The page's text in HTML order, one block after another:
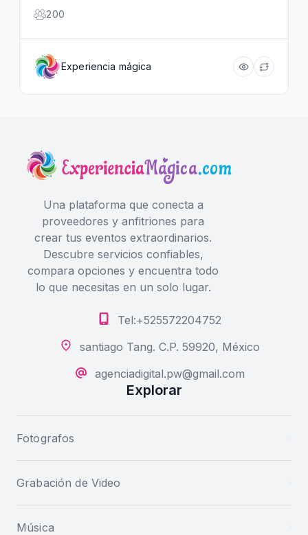
200
Experiencia mágica
Una plataforma que conecta a
proveedores y anfitriones para
crear tus eventos extraordinarios.
Descubre servicios confiables,
compara opciones y encuentra todo
lo que necesitas en un solo lugar.
Tel:+525572204752
santiago Tang. C.P. 59920, México
agenciadigital.pw@gmail.com
Explorar
Fotografos
Grabación de Video
Música